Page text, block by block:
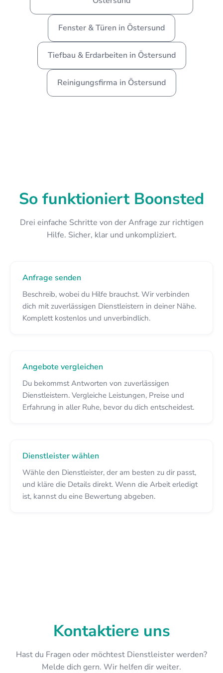
Fenster & Türen in Östersund
Tiefbau & Erdarbeiten in Östersund
Reinigungsfirma in Östersund
So funktioniert Boonsted
Drei einfache Schritte von der Anfrage zur richtigen
Hilfe. Sicher, klar und unkompliziert.
Anfrage senden
Beschreib, wobei du Hilfe brauchst. Wir verbinden
dich mit zuverlässigen Dienstleistern in deiner Nähe.
Komplett kostenlos und unverbindlich.
Angebote vergleichen
Du bekommst Antworten von zuverlässigen
Dienstleistern. Vergleiche Leistungen, Preise und
Erfahrung in aller Ruhe, bevor du dich entscheidest.
Dienstleister wählen
Wähle den Dienstleister, der am besten zu dir passt,
und kläre die Details direkt. Wenn die Arbeit erledigt
ist, kannst du eine Bewertung abgeben.
Kontaktiere uns
Hast du Fragen oder möchtest Dienstleister werden?
Melde dich gern. Wir helfen dir weiter.